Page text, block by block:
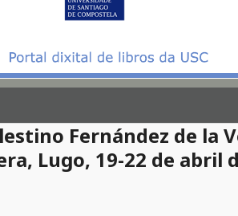
Fernández de la
Lugo, 19-22 de abril